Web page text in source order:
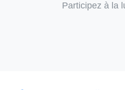
Participez à la